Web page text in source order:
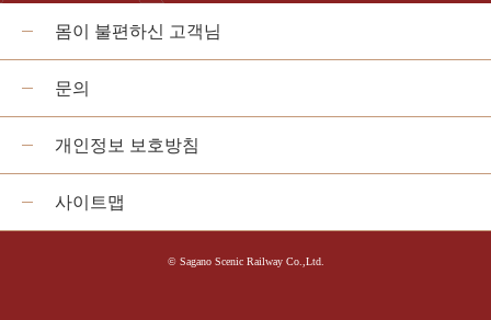
몸이 불편하신 고객님
문의
개인정보 보호방침
사이트맵
© Sagano Scenic Railway Co.,Ltd.